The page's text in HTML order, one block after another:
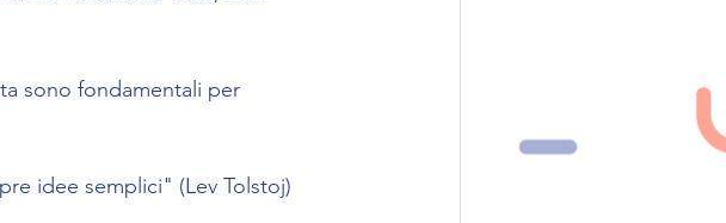
sono fondamentali per
idee semplici" (Lev Tolstoj)